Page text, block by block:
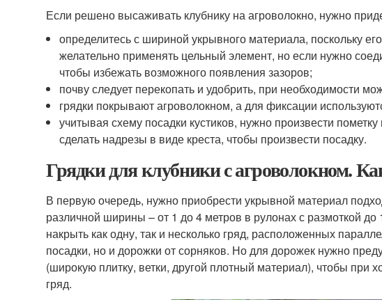
Если решено высаживать клубнику на агроволокно, нужно
определитесь с шириной укрывного материала, поскольку
желательно применять цельный элемент, но если нужно
чтобы избежать возможного появления зазоров;
почву следует перекопать и удобрить, при необходимости
грядки покрывают агроволокном, а для фиксации
учитывая схему посадки кустиков, нужно произвести
сделать надрезы в виде креста, чтобы произвести посадку.
Грядки для клубники с агроволокном.
В первую очередь, нужно приобрести укрывной материал
различной ширины – от 1 до 4 метров в рулонах с размоткой
накрыть как одну, так и несколько гряд, расположенных
посадки, но и дорожки от сорняков. Но для дорожек нужно
(широкую плитку, ветки, другой плотный материал), чтобы при
гряд.